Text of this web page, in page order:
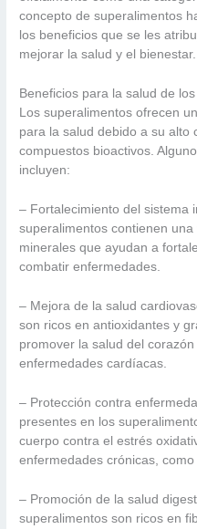
concepto de superalimentos
los beneficios que se les
mejorar la salud y el bienestar.
Beneficios para la salud de
Los superalimentos ofrecen
para la salud debido a su alto
compuestos bioactivos.
incluyen:
– Fortalecimiento del sistema
superalimentos contienen
minerales que ayudan a
combatir enfermedades.
– Mejora de la salud
son ricos en antioxidantes y
promover la salud del
enfermedades cardíacas.
– Protección contra
presentes en los
cuerpo contra el estrés
enfermedades crónicas,
– Promoción de la salud
superalimentos son ricos en